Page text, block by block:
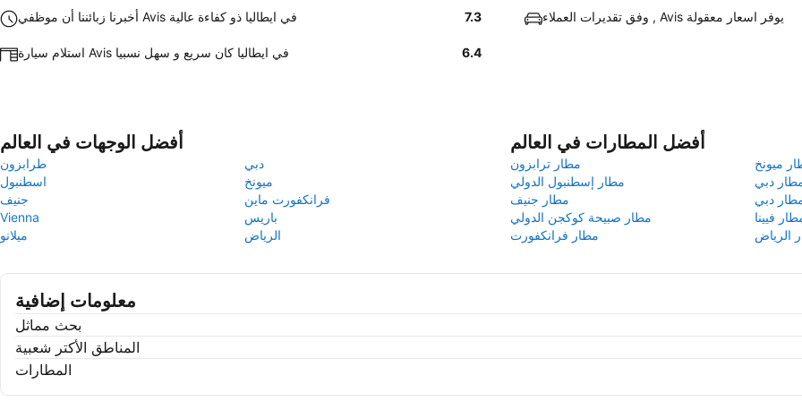
أخبرنا زبائننا أن موظفي Avis في ايطاليا ذو كفاءة عالية 7.3 وفق تقديرات العملاء , Avis يوفر اسعار معقولة
استلام سيارة Avis في ايطاليا كان سريع و سهل نسبيا 6.4
أفضل الوجهات في العالم
طرابزون
دبي
اسطنبول
ميونخ
جنيف
فرانكفورت ماين
Vienna
باريس
ميلانو
الرياض
أفضل المطارات في العالم
مطار ترابزون
ميونخ
مطار إسطنبول الدولي
دبي
مطار جنيف
دبي
مطار صبيحة كوكجن الدولي
فيينا
مطار فرانكفورت
الرياض
معلومات إضافية
بحث مماثل
المناطق الأكتر شعبية
المطارات